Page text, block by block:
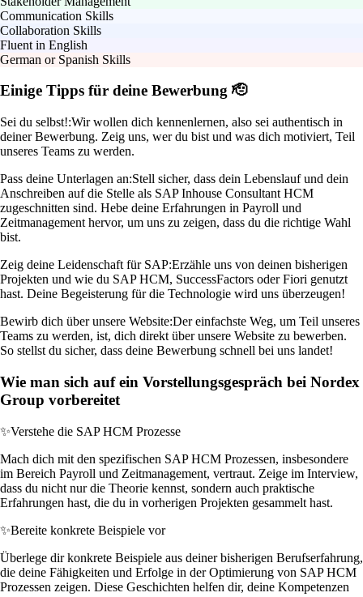
Communication Skills
Collaboration Skills
Fluent in English
German or Spanish Skills
Einige Tipps für deine Bewerbung 🫡
Sei du selbst!:Wir wollen dich kennenlernen, also sei authentisch in
deiner Bewerbung. Zeig uns, wer du bist und was dich motiviert, Teil
unseres Teams zu werden.
Pass deine Unterlagen an:Stell sicher, dass dein Lebenslauf und dein
Anschreiben auf die Stelle als SAP Inhouse Consultant HCM
zugeschnitten sind. Hebe deine Erfahrungen in Payroll und
Zeitmanagement hervor, um uns zu zeigen, dass du die richtige Wahl
bist.
Zeig deine Leidenschaft für SAP:Erzähle uns von deinen bisherigen
Projekten und wie du SAP HCM, SuccessFactors oder Fiori genutzt
hast. Deine Begeisterung für die Technologie wird uns überzeugen!
Bewirb dich über unsere Website:Der einfachste Weg, um Teil unseres
Teams zu werden, ist, dich direkt über unsere Website zu bewerben.
So stellst du sicher, dass deine Bewerbung schnell bei uns landet!
Wie man sich auf ein Vorstellungsgespräch bei Nordex
Group vorbereitet
✨Verstehe die SAP HCM Prozesse
Mach dich mit den spezifischen SAP HCM Prozessen, insbesondere
im Bereich Payroll und Zeitmanagement, vertraut. Zeige im Interview,
dass du nicht nur die Theorie kennst, sondern auch praktische
Erfahrungen hast, die du in vorherigen Projekten gesammelt hast.
✨Bereite konkrete Beispiele vor
Überlege dir konkrete Beispiele aus deiner bisherigen Berufserfahrung,
die deine Fähigkeiten und Erfolge in der Optimierung von SAP HCM
Prozessen zeigen. Diese Geschichten helfen dir, deine Kompetenzen